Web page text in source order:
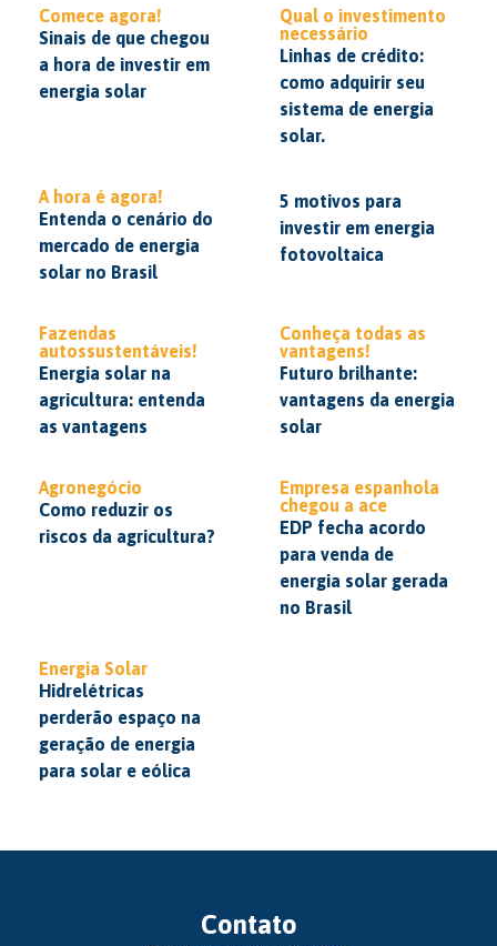
Comece agora!
Sinais de que chegou
a hora de investir em
energia solar
Qual o investimento
necessário
Linhas de crédito:
como adquirir seu
sistema de energia
solar.
A hora é agora!
Entenda o cenário do
mercado de energia
solar no Brasil
5 motivos para
investir em energia
fotovoltaica
Fazendas
autossustentáveis!
Energia solar na
agricultura: entenda
as vantagens
Conheça todas as
vantagens!
Futuro brilhante:
vantagens da energia
solar
Agronegócio
Como reduzir os
riscos da agricultura?
Empresa espanhola
chegou a ace
EDP fecha acordo
para venda de
energia solar gerada
no Brasil
Energia Solar
Hidrelétricas
perderão espaço na
geração de energia
para solar e eólica
Contato